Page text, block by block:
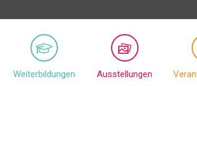
Weiterbildungen Ausstellungen